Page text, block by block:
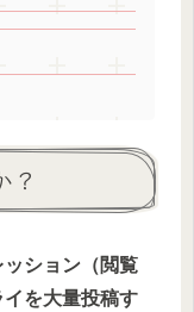
？
ッション（閲覧
を大量投稿す